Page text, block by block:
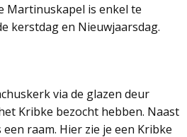
Martinuskapel is enkel te
kerstdag en Nieuwjaarsdag.
via de glazen deur
Kribke bezocht hebben. Naast
raam. Hier zie je een Kribke